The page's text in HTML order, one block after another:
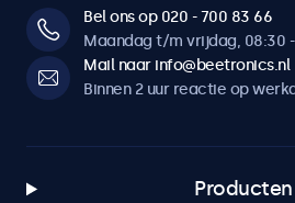
Bel ons op 020 - 700 83 66
Maandag t/m vrijdag, 08:30 -
Mail naar info@beetronics.nl
Binnen 2 uur reactie op
Producten